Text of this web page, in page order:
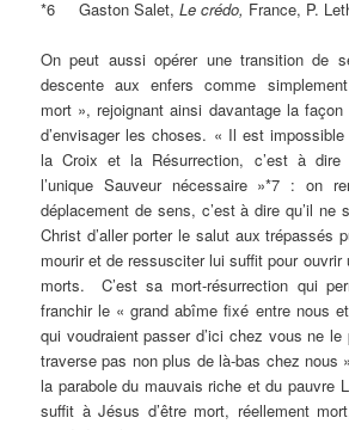
*6 Gaston Salet,Le crédo, France, P.
On peut aussi opérer une transition de
descente aux enfers comme
mort », rejoignant ainsi davantage la façon
d’envisager les choses. « Il est impossible
la Croix et la Résurrection, c’est à dire
l’unique Sauveur nécessaire »*7 : on
déplacement de sens, c’est à dire qu’il ne
Christ d’aller porter le salut aux trépassés
mourir et de ressusciter lui suffit pour ouvrir
morts. C’est sa mort-résurrection qui
franchir le « grand abîme fixé entre nous
qui voudraient passer d’ici chez vous ne le
traverse pas non plus de là-bas chez nous
la parabole du mauvais riche et du pauvre
suffit à Jésus d’être mort, réellement